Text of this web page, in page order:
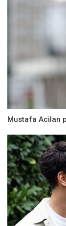
Mustafa Acilan